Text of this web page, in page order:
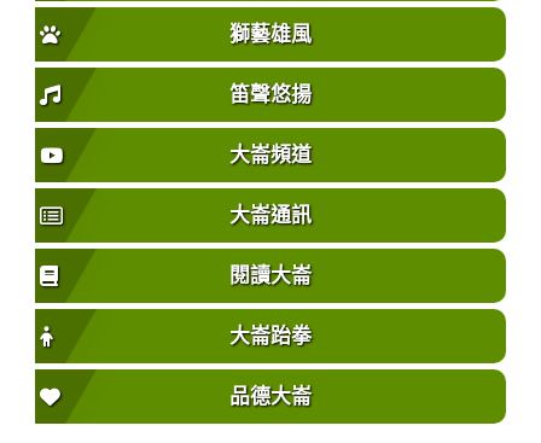
獅藝雄風
笛聲悠揚
大崙頻道
大崙通訊
閱讀大崙
大崙跆拳
品德大崙